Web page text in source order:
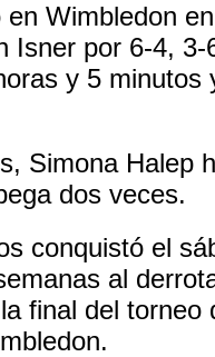
Wimbledon
Isner por 6-4,
y 5
Simona Halep
dos veces.
conquistó el
al
final del torneo